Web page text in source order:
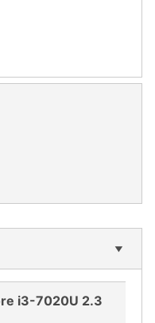
i3-7020U 2.3